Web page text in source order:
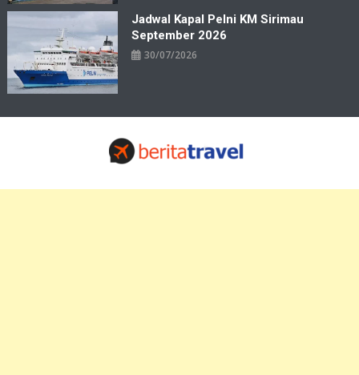
Jadwal Kapal Pelni KM Sirimau
September 2026
30/07/2026
Travelbiz